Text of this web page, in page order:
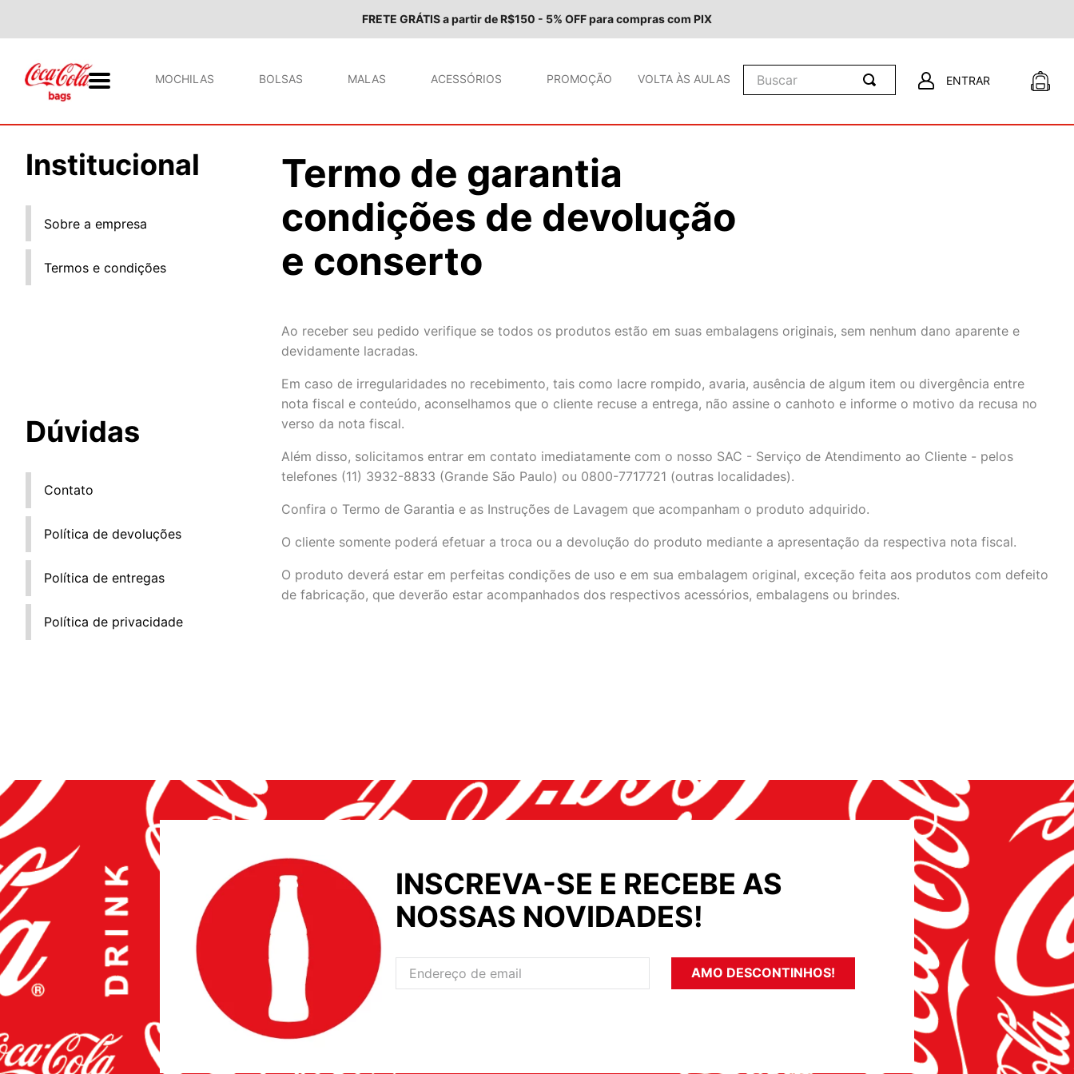
FRETE GRÁTIS a partir de R$150 - 5% OFF para compras com PIX
MOCHILAS BOLSAS MALAS ACESSÓRIOS PROMOÇÃO VOLTA ÀS AULAS Buscar
ENTRAR
Institucional
Sobre a empresa
Termos e condições
Dúvidas
Contato
Política de devoluções
Política de entregas
Política de privacidade
Termo de garantia
condições de devolução
e conserto
Ao receber seu pedido verifique se todos os produtos estão em suas embalagens originais, sem nenhum dano aparente e
devidamente lacradas.
Em caso de irregularidades no recebimento, tais como lacre rompido, avaria, ausência de algum item ou divergência entre
nota fiscal e conteúdo, aconselhamos que o cliente recuse a entrega, não assine o canhoto e informe o motivo da recusa no
verso da nota fiscal.
Além disso, solicitamos entrar em contato imediatamente com o nosso SAC - Serviço de Atendimento ao Cliente - pelos
telefones (11) 3932-8833 (Grande São Paulo) ou 0800-7717721 (outras localidades).
Confira o Termo de Garantia e as Instruções de Lavagem que acompanham o produto adquirido.
O cliente somente poderá efetuar a troca ou a devolução do produto mediante a apresentação da respectiva nota fiscal.
O produto deverá estar em perfeitas condições de uso e em sua embalagem original, exceção feita aos produtos com defeito
de fabricação, que deverão estar acompanhados dos respectivos acessórios, embalagens ou brindes.
INSCREVA-SE E RECEBE AS
NOSSAS NOVIDADES!
AMO DESCONTINHOS!
º
bolsas transversal
3
necessaries
pochetes
shoulder bag
6
bolsas viagem
8º
bolsa transversal
9º
malas grande
10º malas bordo